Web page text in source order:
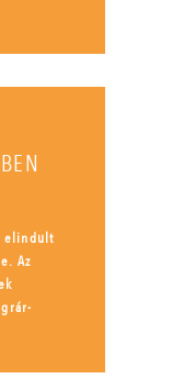
elindult
Az